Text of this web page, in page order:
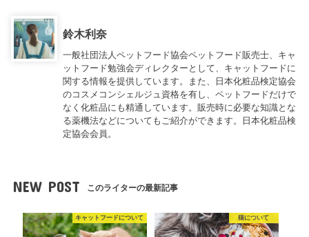
鈴木利奈
一般社団法人ペットフード協会ペットフード販売士、キャ
ットフード勉強会ディレクターとして、キャットフードに
関する情報を提供しています。また、日本化粧品検定協会
のコスメコンシェルジュ資格を有し、ペットフードだけで
なく化粧品にも精通しています。販売時に必要な知識とな
る薬機法などについてもご紹介ができます。日本化粧品検
定協会会員。
NEW POST このライターの最新記事
キャットフードについて 猫について